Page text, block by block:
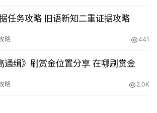
任务攻略 旧语新知二重证据攻略
略 441
通缉》刷赏金位置分享 在哪刷赏金
略 2.0K